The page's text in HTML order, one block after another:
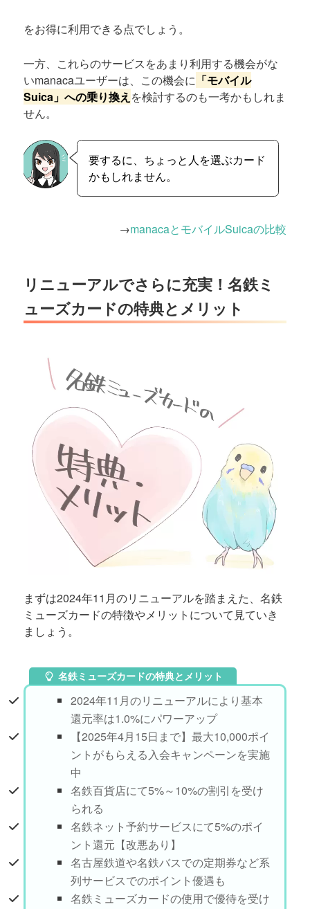
をお得に利用できる点でしょう。
一方、これらのサービスをあまり利用する機会がな
いmanacaユーザーは、この機会に 「モバイル
Suica」への乗り換え を検討するのも一考かもしれま
せん。
要するに、ちょっと人を選ぶカード
かもしれません。
→manacaとモバイルSuicaの比較
リニューアルでさらに充実！名鉄ミ
ューズカードの特典とメリット
まずは2024年11月のリニューアルを踏まえた、名鉄
ミューズカードの特徴やメリットについて見ていき
ましょう。
名鉄ミューズカードの特典とメリット
2024年11月のリニューアルにより基本
還元率は1.0%にパワーアップ
【2025年4月15日まで】最大10,000ポイ
ントがもらえる入会キャンペーンを実施
中
名鉄百貨店にて5%～10%の割引を受け
られる
名鉄ネット予約サービスにて5%のポイ
ント還元【改悪あり】
名古屋鉄道や名鉄バスでの定期券など系
列サービスでのポイント優遇も
名鉄ミューズカードの使用で優待を受け